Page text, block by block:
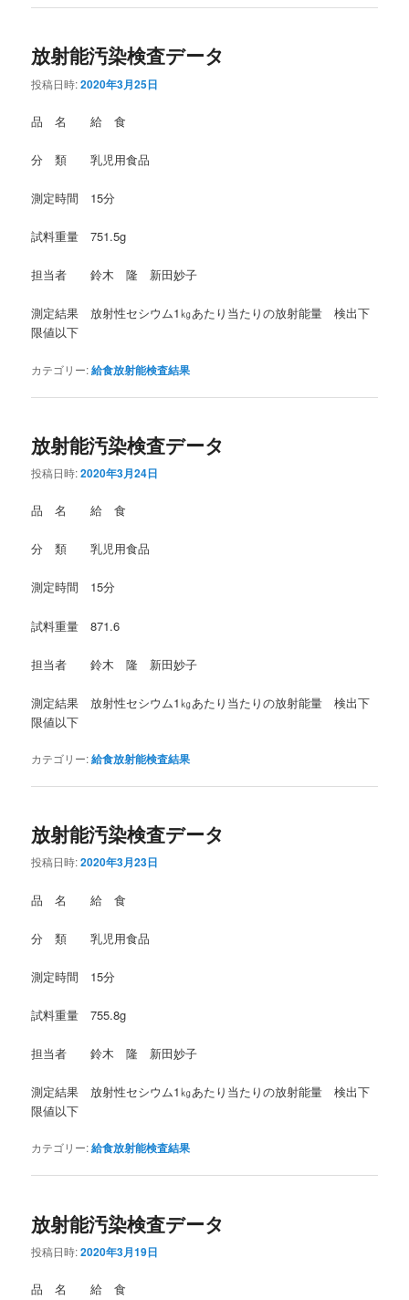
放射能汚染検査データ
投稿日時:2020年3月25日
品 名 給 食
分 類 乳児用食品
測定時間 15分
試料重量 751.5g
担当者 鈴木 隆 新田妙子
測定結果 放射性セシウム1㎏あたり当たりの放射能量 検出下
限値以下
カテゴリー:給食放射能検査結果
放射能汚染検査データ
投稿日時:2020年3月24日
品 名 給 食
分 類 乳児用食品
測定時間 15分
試料重量 871.6
担当者 鈴木 隆 新田妙子
測定結果 放射性セシウム1㎏あたり当たりの放射能量 検出下
限値以下
カテゴリー:給食放射能検査結果
放射能汚染検査データ
投稿日時:2020年3月23日
品 名 給 食
分 類 乳児用食品
測定時間 15分
試料重量 755.8g
担当者 鈴木 隆 新田妙子
測定結果 放射性セシウム1㎏あたり当たりの放射能量 検出下
限値以下
カテゴリー:給食放射能検査結果
放射能汚染検査データ
投稿日時:2020年3月19日
品 名 給 食